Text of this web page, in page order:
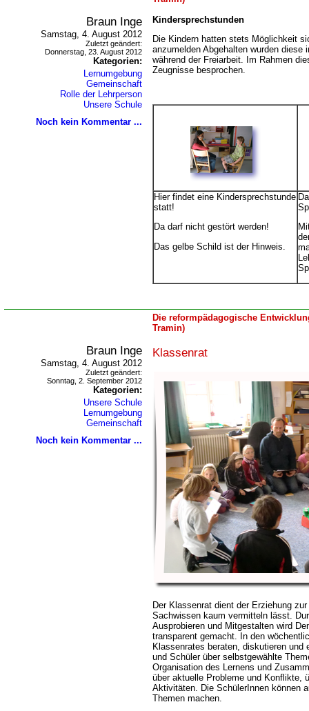
Braun Inge
Samstag, 4. August 2012
Zuletzt geändert:
Donnerstag, 23. August 2012
Kategorien:
Lernumgebung
Gemeinschaft
Rolle der Lehrperson
Unsere Schule
Noch kein Kommentar ...
Kindersprechstunden
Die Kindern hatten stets Möglichkeit
anzumelden Abgehalten wurden diese
während der Freiarbeit. Im Rahmen
Zeugnisse besprochen.
Hier findet eine Kindersprechstunde
statt!
Da darf nicht gestört werden!
Das gelbe Schild ist der Hinweis.
Die reformpädagogische
Tramin)
Braun Inge
Samstag, 4. August 2012
Zuletzt geändert:
Sonntag, 2. September 2012
Kategorien:
Unsere Schule
Lernumgebung
Gemeinschaft
Noch kein Kommentar ...
Klassenrat
Der Klassenrat dient der Erziehung
Sachwissen kaum vermitteln lässt.
Ausprobieren und Mitgestalten wird
transparent gemacht. In den
Klassenrates beraten, diskutieren und
und Schüler über selbstgewählte
Organisation des Lernens und
über aktuelle Probleme und Konflikte,
Aktivitäten. Die SchülerInnen können
Themen machen.